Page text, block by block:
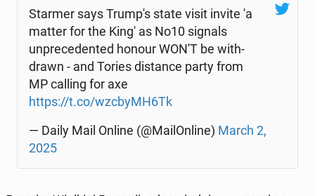
Starmer says Trump's state visit invite 'a
matter for the King' as No10 signals
unpre­ce­den­ted honour WON'T be wi­th­
drawn - and Tories di­stan­ce party from
MP calling for axe
https://t.co/wzcbyMH6Tk
— Daily Mail Online (@Ma­ilOn­li­ne) March 2,
2025